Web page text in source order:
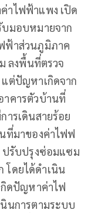
าไฟฟ้าแพง เปิด
บมอบหมายจาก
ฟ้าส่วนภูมิภาค
ลงพื้นที่ตรวจ
ต่ปัญหาเกิดจาก
าคารตัวบ้านที่
ารเดินสายร้อย
ที่มาของค่าไฟฟ
ปรับปรุงซ่อมแซม
โดยได้ดำเนิน
กิดปัญหาค่าไฟ
นการตามระบบ